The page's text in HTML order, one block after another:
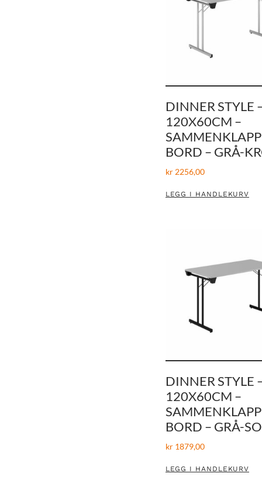
DINNER STYLE
120X60CM –
BORD – GRÅ-
kr2256,00
LEGG I HANDLEKURV
DINNER STYLE
120X60CM –
BORD – GRÅ-
kr1879,00
LEGG I HANDLEKURV